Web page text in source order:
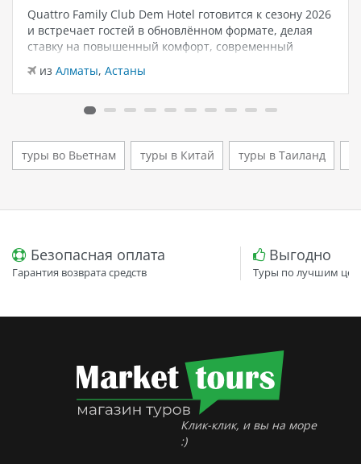
Quattro Family Club Dem Hotel готовится к сезону 2026
и встречает гостей в обновлённом формате, делая
ставку на повышенный комфорт, современный
дизайн и атмосферу спокойного семейного отдыха у
моря. Отель остаётся популярным выбором для тех,
кто ищет семейный отель в…
из Алматы, Астаны
туры во Вьетнам туры в Китай туры в Таиланд
Безопасная оплата
Гарантия возврата средств
Выгодно
Туры по лучшим
Клик-клик, и вы на море
:)